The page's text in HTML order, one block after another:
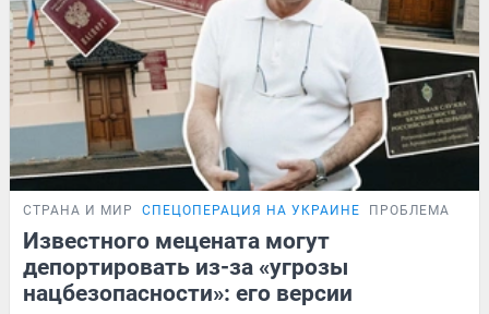
СТРАНА И МИР СПЕЦОПЕРАЦИЯ НА УКРАИНЕ ПРОБЛЕМА
Известного мецената могут
депортировать из-за «угрозы
нацбезопасности»: его версии